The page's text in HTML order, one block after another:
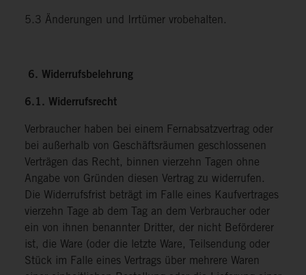
5.3 Änderungen und Irrtümer vrobehalten.
6. Widerrufsbelehrung
6.1. Widerrufsrecht
Verbraucher haben bei einem Fernabsatzvertrag oder
bei außerhalb von Geschäftsräumen geschlossenen
Verträgen das Recht, binnen vierzehn Tagen ohne
Angabe von Gründen diesen Vertrag zu widerrufen.
Die Widerrufsfrist beträgt im Falle eines Kaufvertrages
vierzehn Tage ab dem Tag an dem Verbraucher oder
ein von ihnen benannter Dritter, der nicht Beförderer
ist, die Ware (oder die letzte Ware, Teilsendung oder
Stück im Falle eines Vertrags über mehrere Waren